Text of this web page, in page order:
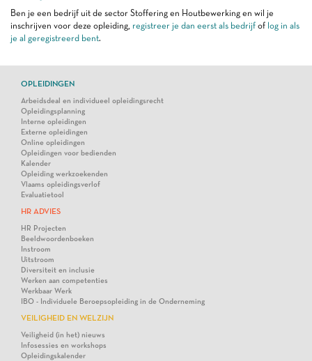
Ben je een bedrijf uit de sector Stoffering en Houtbewerking en wil je
inschrijven voor deze opleiding, registreer je dan eerst als bedrijf of log in als
je al geregistreerd bent.
OPLEIDINGEN
Arbeidsdeal en individueel opleidingsrecht
Opleidingsplanning
Interne opleidingen
Externe opleidingen
Online opleidingen
Opleidingen voor bedienden
Kalender
Opleiding werkzoekenden
Vlaams opleidingsverlof
Evaluatietool
HR ADVIES
HR Projecten
Beeldwoordenboeken
Instroom
Uitstroom
Diversiteit en inclusie
Werken aan competenties
Werkbaar Werk
IBO - Individuele Beroepsopleiding in de Onderneming
VEILIGHEID EN WELZIJN
Veiligheid (in het) nieuws
Infosessies en workshops
Opleidingskalender